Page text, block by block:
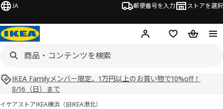
JA 郵便番号を入力 ストアを選択
ログイン・新規入会
欲しいものリスト
カート
IKEA Familyメンバー限定、1万円以上のお買い物で10%off！
8/16（日）まで
イケアストアIKEA横浜（旧IKEA港北）